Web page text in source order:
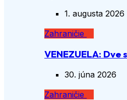
1. augusta 2026
Zahraničie
VENEZUELA:
30. júna 2026
Zahraničie